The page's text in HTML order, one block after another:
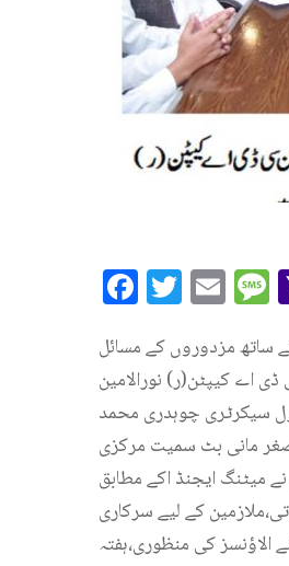
ساتھ مزدوروں کے مسائل
اے کیپٹن(ر) نورالامین
سیکرٹری چوہدری محمد
مانی بٹ سمیت مرکزی
میٹنگ ایجنڈ اکے مطابق
کے لیے سرکاری
کی منظوری،ہفتہ